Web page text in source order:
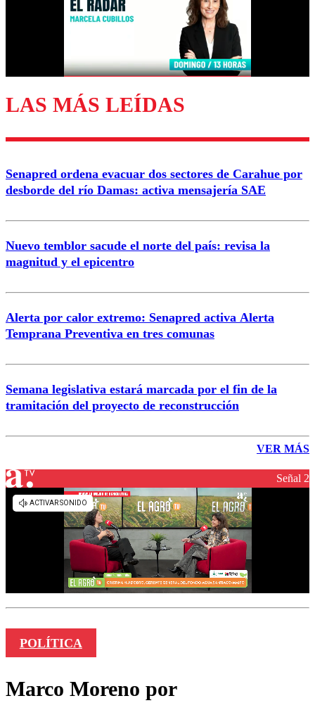
Enviar comentario
LAS MÁS LEÍDAS
Senapred ordena evacuar dos sectores de Carahue por
desborde del río Damas: activa mensajería SAE
Nuevo temblor sacude el norte del país: revisa la
magnitud y el epicentro
Alerta por calor extremo: Senapred activa Alerta
Temprana Preventiva en tres comunas
Semana legislativa estará marcada por el fin de la
tramitación del proyecto de reconstrucción
VER MÁS
Señal 2
POLÍTICA
Marco Moreno por